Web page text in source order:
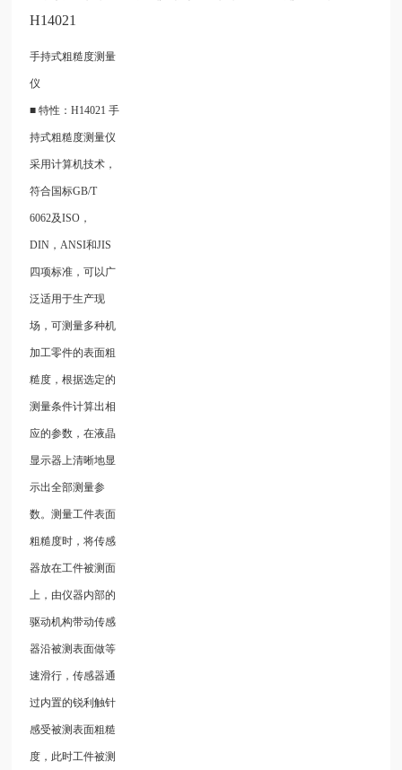
H14021
手持式粗糙度测量
仪
■ 特性：H14021 手
持式粗糙度测量仪
采用计算机技术，
符合国标GB/T
6062及ISO，
DIN，ANSI和JIS
四项标准，可以广
泛适用于生产现
场，可测量多种机
加工零件的表面粗
糙度，根据选定的
测量条件计算出相
应的参数，在液晶
显示器上清晰地显
示出全部测量参
数。测量工件表面
粗糙度时，将传感
器放在工件被测面
上，由仪器内部的
驱动机构带动传感
器沿被测表面做等
速滑行，传感器通
过内置的锐利触针
感受被测表面粗糙
度，此时工件被测